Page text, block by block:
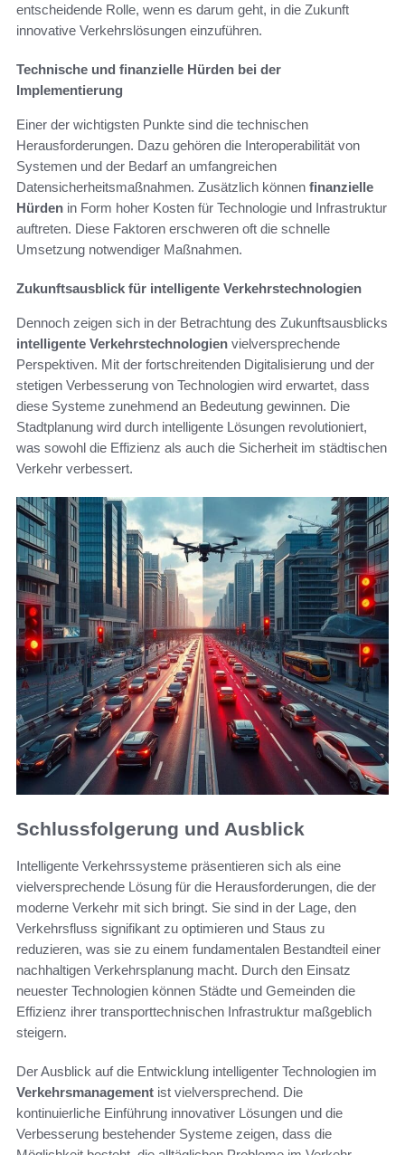
entscheidende Rolle, wenn es darum geht, in die Zukunft
innovative Verkehrslösungen einzuführen.
Technische und finanzielle Hürden bei der
Implementierung
Einer der wichtigsten Punkte sind die technischen
Herausforderungen. Dazu gehören die Interoperabilität von
Systemen und der Bedarf an umfangreichen
Datensicherheitsmaßnahmen. Zusätzlich können finanzielle
Hürden in Form hoher Kosten für Technologie und Infrastruktur
auftreten. Diese Faktoren erschweren oft die schnelle
Umsetzung notwendiger Maßnahmen.
Zukunftsausblick für intelligente Verkehrstechnologien
Dennoch zeigen sich in der Betrachtung des Zukunftsausblicks
intelligente Verkehrstechnologien vielversprechende
Perspektiven. Mit der fortschreitenden Digitalisierung und der
stetigen Verbesserung von Technologien wird erwartet, dass
diese Systeme zunehmend an Bedeutung gewinnen. Die
Stadtplanung wird durch intelligente Lösungen revolutioniert,
was sowohl die Effizienz als auch die Sicherheit im städtischen
Verkehr verbessert.
Schlussfolgerung und Ausblick
Intelligente Verkehrssysteme präsentieren sich als eine
vielversprechende Lösung für die Herausforderungen, die der
moderne Verkehr mit sich bringt. Sie sind in der Lage, den
Verkehrsfluss signifikant zu optimieren und Staus zu
reduzieren, was sie zu einem fundamentalen Bestandteil einer
nachhaltigen Verkehrsplanung macht. Durch den Einsatz
neuester Technologien können Städte und Gemeinden die
Effizienz ihrer transporttechnischen Infrastruktur maßgeblich
steigern.
Der Ausblick auf die Entwicklung intelligenter Technologien im
Verkehrsmanagement ist vielversprechend. Die
kontinuierliche Einführung innovativer Lösungen und die
Verbesserung bestehender Systeme zeigen, dass die